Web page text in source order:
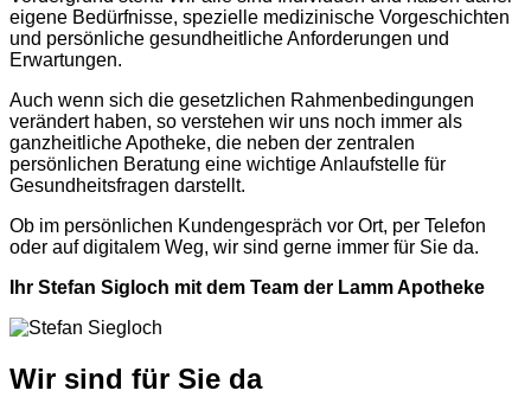
eigene Bedürfnisse, spezielle medizinische Vorgeschichten
und persönliche gesundheitliche Anforderungen und
Erwartungen.
Auch wenn sich die gesetzlichen Rahmenbedingungen
verändert haben, so verstehen wir uns noch immer als
ganzheitliche Apotheke, die neben der zentralen
persönlichen Beratung eine wichtige Anlaufstelle für
Gesundheitsfragen darstellt.
Ob im persönlichen Kundengespräch vor Ort, per Telefon
oder auf digitalem Weg, wir sind gerne immer für Sie da.
Ihr Stefan Sigloch mit dem Team der Lamm Apotheke
Wir sind für Sie da